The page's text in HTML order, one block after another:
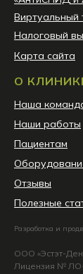
ООО «Эстэт-
Лицензия № ЛО-
О
Наша
Наши работы
Пациентам
Отзывы
Полезные
Разработка и
Виртуальный
Налоговый
Карта сайта